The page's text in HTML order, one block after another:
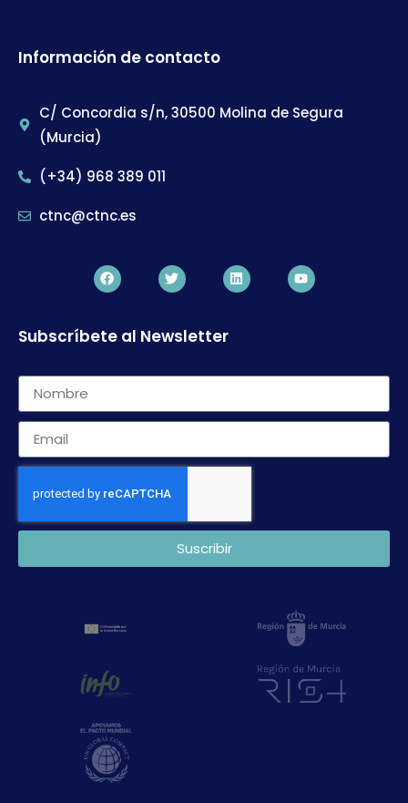
Información de contacto
C/ Concordia s/n, 30500 Molina de Segura
(Murcia)
(+34) 968 389 011
ctnc@ctnc.es
Subscríbete al Newsletter
Suscribir